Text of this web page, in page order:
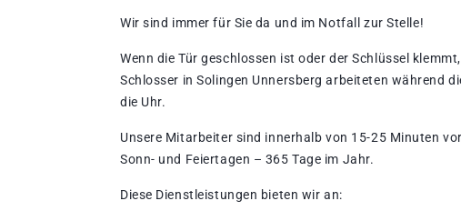
Wir sind immer für Sie da und im Notfall zur Stelle!
Wenn die Tür geschlossen ist oder der Schlüssel
Schlosser in Solingen Unnersberg arbeiteten während
die Uhr.
Unsere Mitarbeiter sind innerhalb von 15-25 Minuten
Sonn- und Feiertagen – 365 Tage im Jahr.
Diese Dienstleistungen bieten wir an: